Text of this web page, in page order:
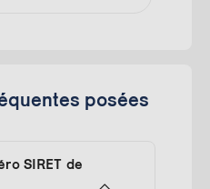
posées
SIRET de